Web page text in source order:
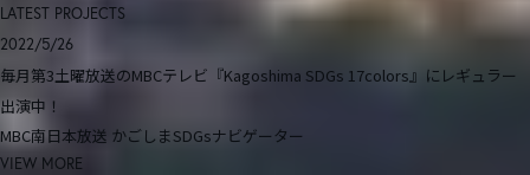
LATEST PROJECTS
2022/5/26
毎月第3土曜放送のMBCテレビ『Kagoshima SDGs 17colors』にレギュラー
出演中！
MBC南日本放送 かごしまSDGsナビゲーター
VIEW MORE